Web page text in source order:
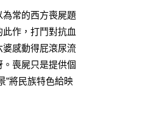
常的西方喪屍題
作，打鬥對抗血
婆感動得屁滾尿流
喪屍只是提供個
”將民族特色給映